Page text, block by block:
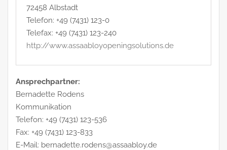
72458 Albstadt
Telefon: +49 (7431) 123-0
Telefax: +49 (7431) 123-240
http://www.assaabloyopeningsolutions.de
Ansprechpartner:
Bernadette Rodens
Kommunikation
Telefon: +49 (7431) 123-536
Fax: +49 (7431) 123-833
E-Mail: bernadette.rodens@assaabloy.de